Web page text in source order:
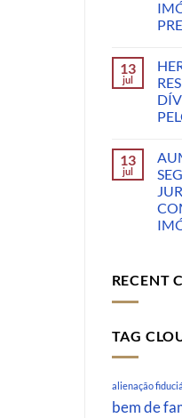
13
jul
13
jul
RECENT
TAG
alienação
bem de